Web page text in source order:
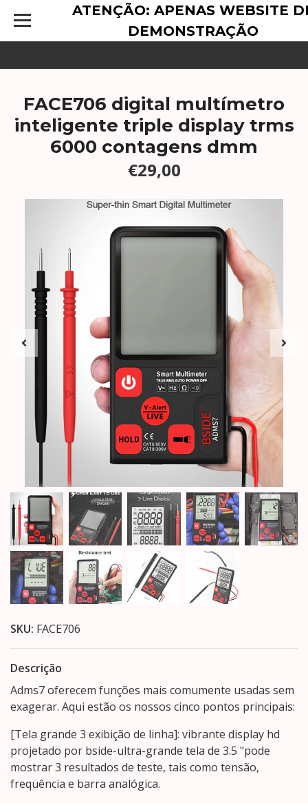
ATENÇÃO: APENAS WEBSITE
DEMONSTRAÇÃO
FACE706 digital multímetro
inteligente triple display trms
6000 contagens dmm
€29,00
SKU: FACE706
Descrição
Adms7 oferecem funções mais comumente usadas sem
exagerar. Aqui estão os nossos cinco pontos principais:
[Tela grande 3 exibição de linha]: vibrante display hd
projetado por bside-ultra-grande tela de 3.5 "pode
mostrar 3 resultados de teste, tais como tensão,
freqüência e barra analógica.